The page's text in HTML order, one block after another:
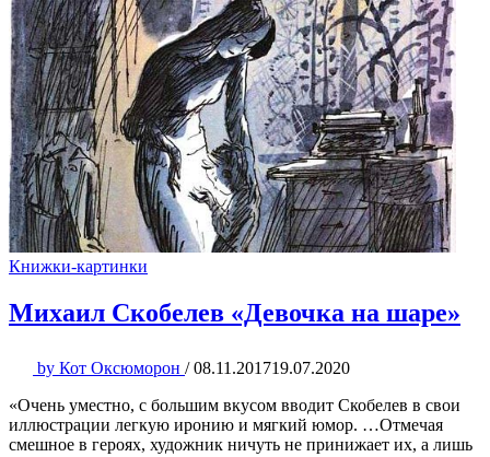
Книжки-картинки
Михаил Скобелев «Девочка на шаре»
by Кот Оксюморон / 08.11.201719.07.2020
«Очень уместно, с большим вкусом вводит Скобелев в свои
иллюстрации легкую иронию и мягкий юмор. …Отмечая
смешное в героях, художник ничуть не принижает их, а лишь